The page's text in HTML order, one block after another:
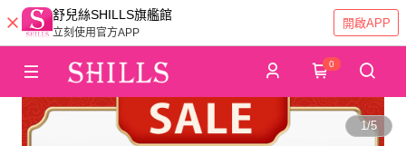
舒兒絲SHILLS旗艦館
立刻使用官方APP
開啟APP
0
1/5